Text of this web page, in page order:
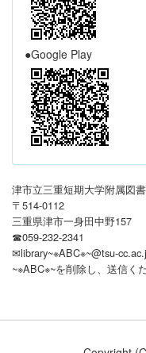
●Google Play
津市立三重短期大学附属図
〒514-0112
三重県津市一身田中野157
☎059-232-2341
✉library~※ABC※~@tsu-
~※ABC※~を削除し、送信く